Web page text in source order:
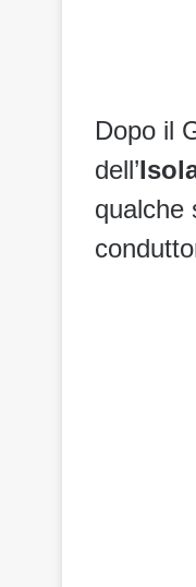
Dopo il
dell’
qualche